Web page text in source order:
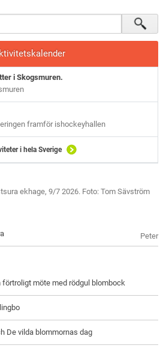
i Skogsmuren.
framför ishockeyhallen
i hela Sverige
ekhage, 9/7 2026. Foto: Tom Sävström
Peter
möte med rödgul blombock
De vilda blommornas dag